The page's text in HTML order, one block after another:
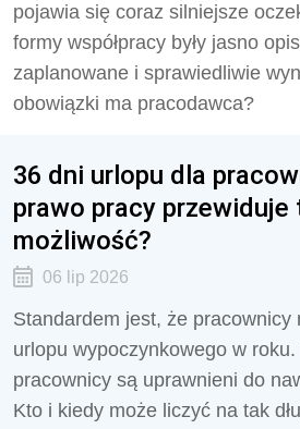
pojawia się coraz silniejsze
formy współpracy były jasno
zaplanowane i sprawiedliwie
obowiązki ma pracodawca?
36 dni urlopu dla
prawo pracy przewiduje
możliwość?
06 lip 2026
Standardem jest, że pracownicy
urlopu wypoczynkowego w
pracownicy są uprawnieni do
Kto i kiedy może liczyć na tak